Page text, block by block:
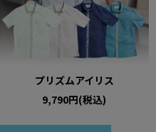
プリズムアイリス
9,790円(税込)